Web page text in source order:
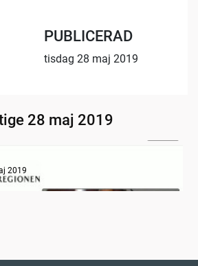
PUBLICERAD
tisdag 28 maj 2019
28 maj 2019
2019